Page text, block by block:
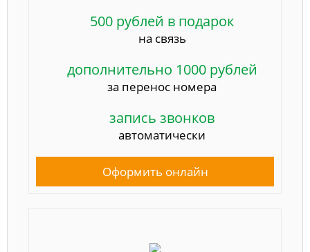
500 рублей в подарок
на связь
дополнительно 1000 рублей
за перенос номера
запись звонков
автоматически
Оформить онлайн